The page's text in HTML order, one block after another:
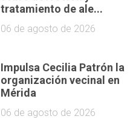
tratamiento de ale...
06 de agosto de 2026
Impulsa Cecilia Patrón la
organización vecinal en
Mérida
06 de agosto de 2026